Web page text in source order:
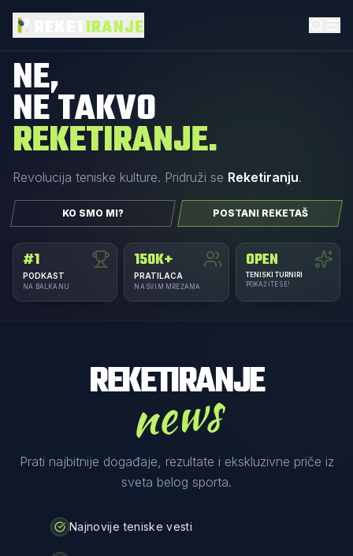
IRANJE
NE,
NE TAKVO
REKETIRANJE.
Revolucija teniske kulture. Pridruži se Reketiranju.
KO SMO MI? POSTANI REKETAŠ
#1
PODKAST
NA BALKANU
150K+
PRATILACA
NA SVIM MREŽAMA
OPEN
TENISKI TURNIRI
POKAŽITE SE!
REKETIRANJE
news
Prati najbitnije događaje, rezultate i ekskluzivne priče iz
sveta belog sporta.
Najnovije teniske vesti